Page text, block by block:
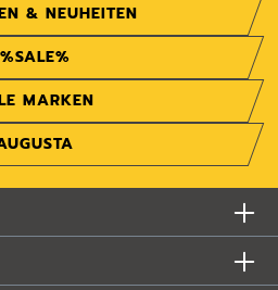
& NEUHEITEN
%SALE%
MARKEN